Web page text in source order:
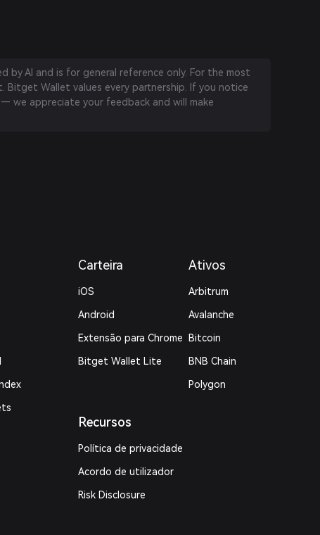
by AI and is for general reference only. For the most
Wallet values every partnership. If you notice
— we appreciate your feedback and will make
Carteira
iOS
Android
Extensão para Chrome
Bitget Wallet Lite
Recursos
Política de privacidade
Acordo de utilizador
Risk Disclosure
Ativos
Arbitrum
Avalanche
Bitcoin
BNB Chain
Polygon